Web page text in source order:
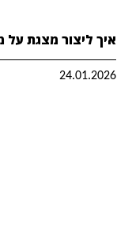
איך ליצור מצגת
24.01.2026